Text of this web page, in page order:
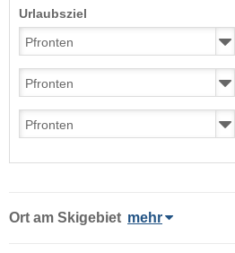
Urlaubsziel
Ort am Skigebiet mehr